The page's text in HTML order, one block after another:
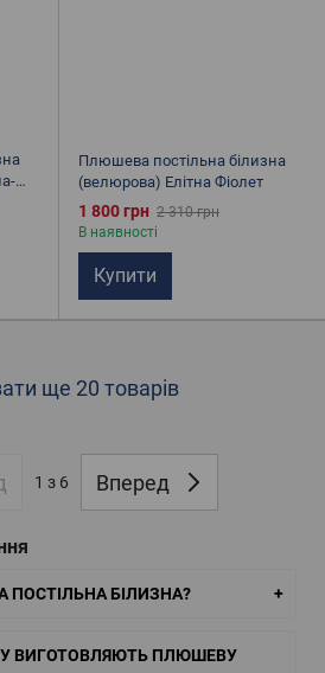
Плюшева постільна білизна
(велюрова) Елітна Фіолет
1 800 грн 2 310 грн
В наявності
Купити
ще 20 товарів
1 з 6 Вперед
ПОСТІЛЬНА БІЛИЗНА?
ВИГОТОВЛЯЮТЬ ПЛЮШЕВУ